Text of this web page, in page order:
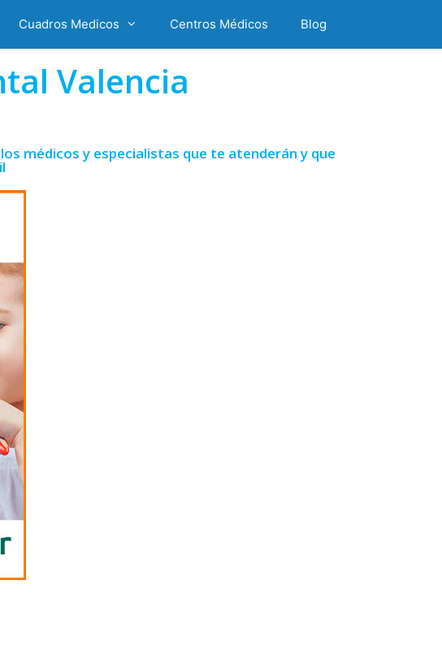
Cuadros Medicos Centros Médicos Blog
Valencia
médicos y especialistas que te atenderán y que